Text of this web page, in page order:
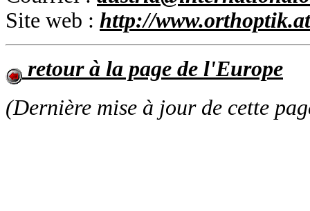
Site web : http://www.orthoptik.at
retour à la page de l'Europe
(Dernière mise à jour de cette